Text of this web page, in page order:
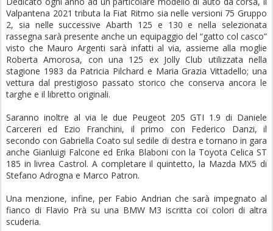
Valpantena 2021 tributa la Fiat Ritmo sia nelle versioni 75 Gruppo
2, sia nelle successive Abarth 125 e 130 e nella selezionata
rassegna sarà presente anche un equipaggio del “gatto col casco”
visto che Mauro Argenti sarà infatti al via, assieme alla moglie
Roberta Amorosa, con una 125 ex Jolly Club utilizzata nella
stagione 1983 da Patricia Pilchard e Maria Grazia Vittadello; una
vettura dal prestigioso passato storico che conserva ancora le
targhe e il libretto originali.
Saranno inoltre al via le due Peugeot 205 GTI 1.9 di Daniele
Carcereri ed Ezio Franchini, il primo con Federico Danzi, il
secondo con Gabriella Coato sul sedile di destra e tornano in gara
anche Gianluigi Falcone ed Erika Blaboni con la Toyota Celica ST
185 in livrea Castrol. A completare il quintetto, la Mazda MX5 di
Stefano Adrogna e Marco Patron.
Una menzione, infine, per Fabio Andrian che sarà impegnato al
fianco di Flavio Prà su una BMW M3 iscritta coi colori di altra
scuderia.